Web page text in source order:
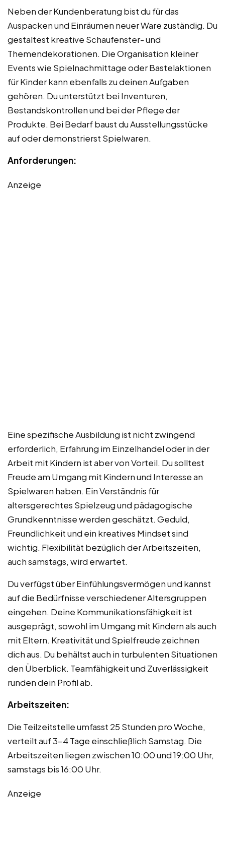
Neben der Kundenberatung bist du für das
Auspacken und Einräumen neuer Ware zuständig. Du
gestaltest kreative Schaufenster- und
Themendekorationen. Die Organisation kleiner
Events wie Spielnachmittage oder Bastelaktionen
für Kinder kann ebenfalls zu deinen Aufgaben
gehören. Du unterstützt bei Inventuren,
Bestandskontrollen und bei der Pflege der
Produkte. Bei Bedarf baust du Ausstellungsstücke
auf oder demonstrierst Spielwaren.
Anforderungen:
Anzeige
Eine spezifische Ausbildung ist nicht zwingend
erforderlich, Erfahrung im Einzelhandel oder in der
Arbeit mit Kindern ist aber von Vorteil. Du solltest
Freude am Umgang mit Kindern und Interesse an
Spielwaren haben. Ein Verständnis für
altersgerechtes Spielzeug und pädagogische
Grundkenntnisse werden geschätzt. Geduld,
Freundlichkeit und ein kreatives Mindset sind
wichtig. Flexibilität bezüglich der Arbeitszeiten,
auch samstags, wird erwartet.
Du verfügst über Einfühlungsvermögen und kannst
auf die Bedürfnisse verschiedener Altersgruppen
eingehen. Deine Kommunikationsfähigkeit ist
ausgeprägt, sowohl im Umgang mit Kindern als auch
mit Eltern. Kreativität und Spielfreude zeichnen
dich aus. Du behältst auch in turbulenten Situationen
den Überblick. Teamfähigkeit und Zuverlässigkeit
runden dein Profil ab.
Arbeitszeiten:
Die Teilzeitstelle umfasst 25 Stunden pro Woche,
verteilt auf 3-4 Tage einschließlich Samstag. Die
Arbeitszeiten liegen zwischen 10:00 und 19:00 Uhr,
samstags bis 16:00 Uhr.
Anzeige